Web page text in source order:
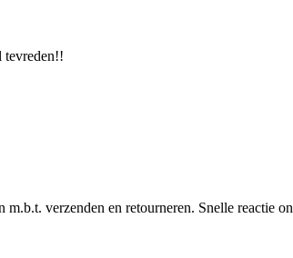
tevreden!!
verzenden en retourneren. Snelle reactie